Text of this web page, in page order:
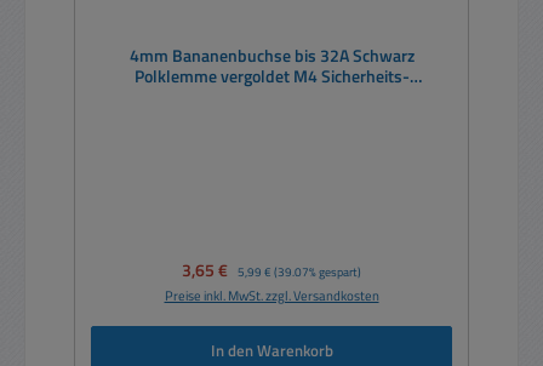
4mm Bananenbuchse bis 32A Schwarz
Polklemme vergoldet M4 Sicherheits-
Verkaufspreis:
3,65 € Regulärer Preis:
5,99 € (39.07% gespart)
Preise inkl. MwSt. zzgl. Versandkosten
In den Warenkorb